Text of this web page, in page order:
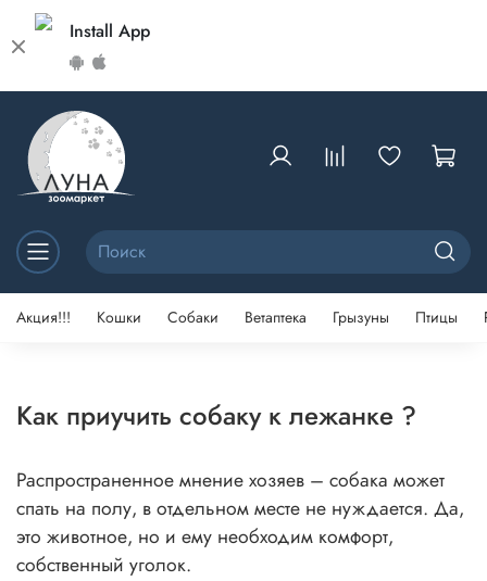
Install App
Акция!!! Кошки Собаки Ветаптека Грызуны Птицы
Как приучить собаку к лежанке ?
Распространенное мнение хозяев – собака может
спать на полу, в отдельном месте не нуждается. Да,
это животное, но и ему необходим комфорт,
собственный уголок.